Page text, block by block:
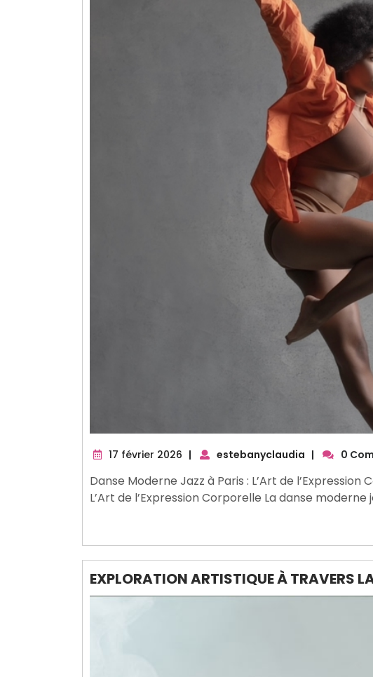
17 février 2026 17
2026
| estebanyclaudia | 0
Danse Moderne Jazz à Paris : L’Art de
L’Art de l’Expression Corporelle La danse
EXPLORATION ARTISTIQUE À TRAVERS